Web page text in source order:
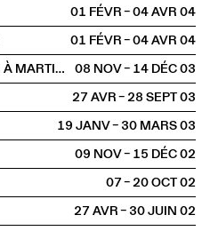
01 FÉVR – 04 AVR2004
01 FÉVR – 04 AVR2004
MONDIAL - CARTE BLANCHE À MARTIN HESS
08 NOV – 14 DÉC2003
27 AVR – 28 SEPT2003
19 JANV – 30 MARS2003
09 NOV – 15 DÉC2002
07 – 20 OCT2002
27 AVR – 30 JUIN2002